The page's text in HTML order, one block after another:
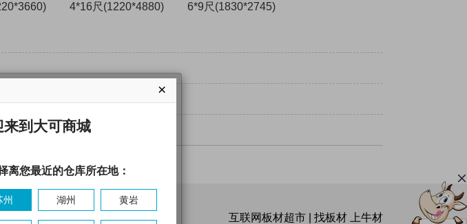
4*16尺(1220*4880) 6*9尺(1830*2745)
互联网板材超市 | 找板材 上牛材
×
来到大可商城
离您最近的仓库所在地：
州 湖州 黄岩